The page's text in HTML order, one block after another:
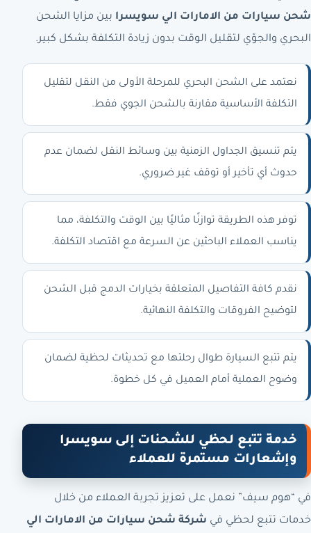
شحن سيارات من الامارات الي سويسرا بين مزايا الشحن
البحري والجوّي لتقليل الوقت بدون زيادة التكلفة بشكل كبير.
نعتمد على الشحن البحري للمرحلة الأولى من النقل لتقليل
التكلفة الأساسية مقارنة بالشحن الجوي فقط.
يتم تنسيق الجداول الزمنية بين وسائط النقل لضمان عدم
حدوث أي تأخير أو توقف غير ضروري.
توفر هذه الطريقة توازنًا مثاليًا بين الوقت والتكلفة، مما
يناسب العملاء الباحثين عن السرعة مع اقتصاد التكلفة.
نقدم كافة التفاصيل المتعلقة بخيارات الدمج قبل الشحن
لتوضيح الفروقات والتكلفة النهائية.
يتم تتبع السيارة طوال رحلتها مع تحديثات لحظية لضمان
وضوح العملية أمام العميل في كل خطوة.
خدمة تتبع لحظي للشحنات إلى سويسرا
وإشعارات مستمرة للعملاء
في “هوم سيف” نعمل على تعزيز تجربة العملاء من خلال
خدمات تتبع لحظي في شركة شحن سيارات من الامارات الي